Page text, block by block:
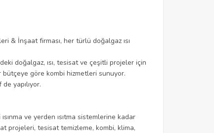
& İnşaat firması, her türlü doğalgaz ısı
doğalgaz, ısı, tesisat ve çeşitli projeler için
bütçeye göre kombi hizmetleri sunuyor.
yapılıyor.
ve yerden ısıtma sistemlerine kadar
projeleri, tesisat temizleme, kombi, klima,